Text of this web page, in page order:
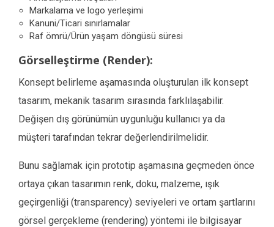
Markalama ve logo yerleşimi
Kanuni/Ticari sınırlamalar
Raf ömrü/Ürün yaşam döngüsü süresi
Görselleştirme (Render):
Konsept belirleme aşamasında oluşturulan ilk konsept
tasarım, mekanik tasarım sırasında farklılaşabilir.
Değişen dış görünümün uygunluğu kullanıcı ya da
müşteri tarafından tekrar değerlendirilmelidir.
Bunu sağlamak için prototip aşamasına geçmeden önce
ortaya çıkan tasarımın renk, doku, malzeme, ışık
geçirgenliği (transparency) seviyeleri ve ortam şartlarını
görsel gerçekleme (rendering) yöntemi ile bilgisayar